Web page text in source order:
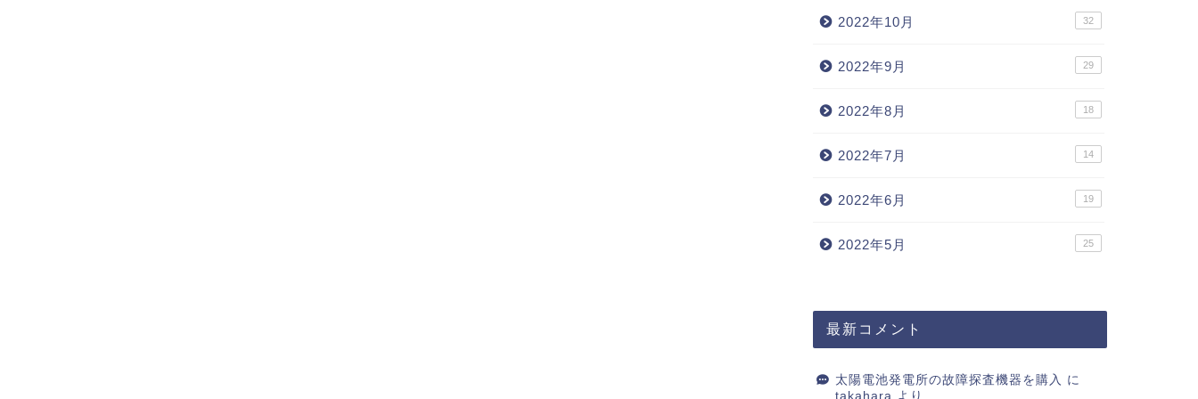
2022年10月 32
2022年9月 29
2022年8月 18
2022年7月 14
2022年6月 19
2022年5月 25
最新コメント
太陽電池発電所の故障探査機器を購入 に
takahara より